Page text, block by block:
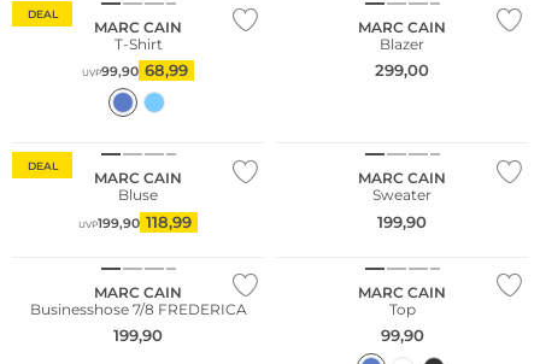
DEAL
MARC CAIN
T-Shirt
UVP99,90 68,99
MARC CAIN
Blazer
299,00
DEAL
MARC CAIN
Bluse
UVP199,90 118,99
MARC CAIN
Sweater
199,90
MARC CAIN
Businesshose 7/8 FREDERICA
199,90
MARC CAIN
Top
99,90